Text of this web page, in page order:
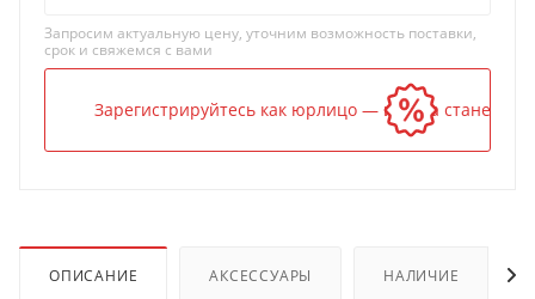
Запросим актуальную цену, уточним возможность поставки,
срок и свяжемся с вами
Зарегистрируйтесь как юрлицо — и цена станет
ОПИСАНИЕ АКСЕССУАРЫ НАЛИЧИЕ